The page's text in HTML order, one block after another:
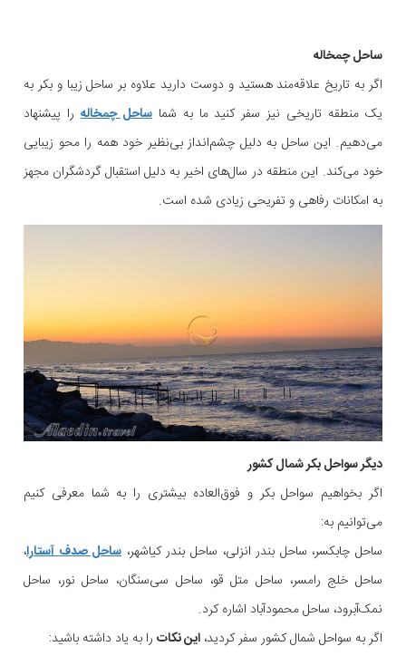
ساحل چمخاله
اگر به تاریخ علاقه‌مند هستید و دوست دارید علاوه بر ساحل زیبا و بکر به
یک منطقه تاریخی نیز سفر کنید ما به شماساحل چمخالهرا پیشنهاد
می‌دهیم. این ساحل به دلیل چشم‌انداز بی‌نظیر خود همه را محو زیبایی
خود می‌کند. این منطقه در سال‌های اخیر به دلیل استقبال گردشگران مجهز
به امکانات رفاهی و تفریحی زیادی شده است.
دیگر سواحل بکر شمال کشور
اگر بخواهیم سواحل بکر و فوق‌العاده بیشتری را به شما معرفی کنیم
می‌توانیم به:
ساحل چابکسر، ساحل بندر انزلی، ساحل بندر کیاشهر،ساحل صدف آستارا،
ساحل خلج رامسر، ساحل متل قو، ساحل سی‌سنگان، ساحل نور، ساحل
نمک‌آبرود، ساحل محمودآباد اشاره کرد.
اگر به سواحل شمال کشور سفر کردید، این نکات را به یاد داشته باشید: